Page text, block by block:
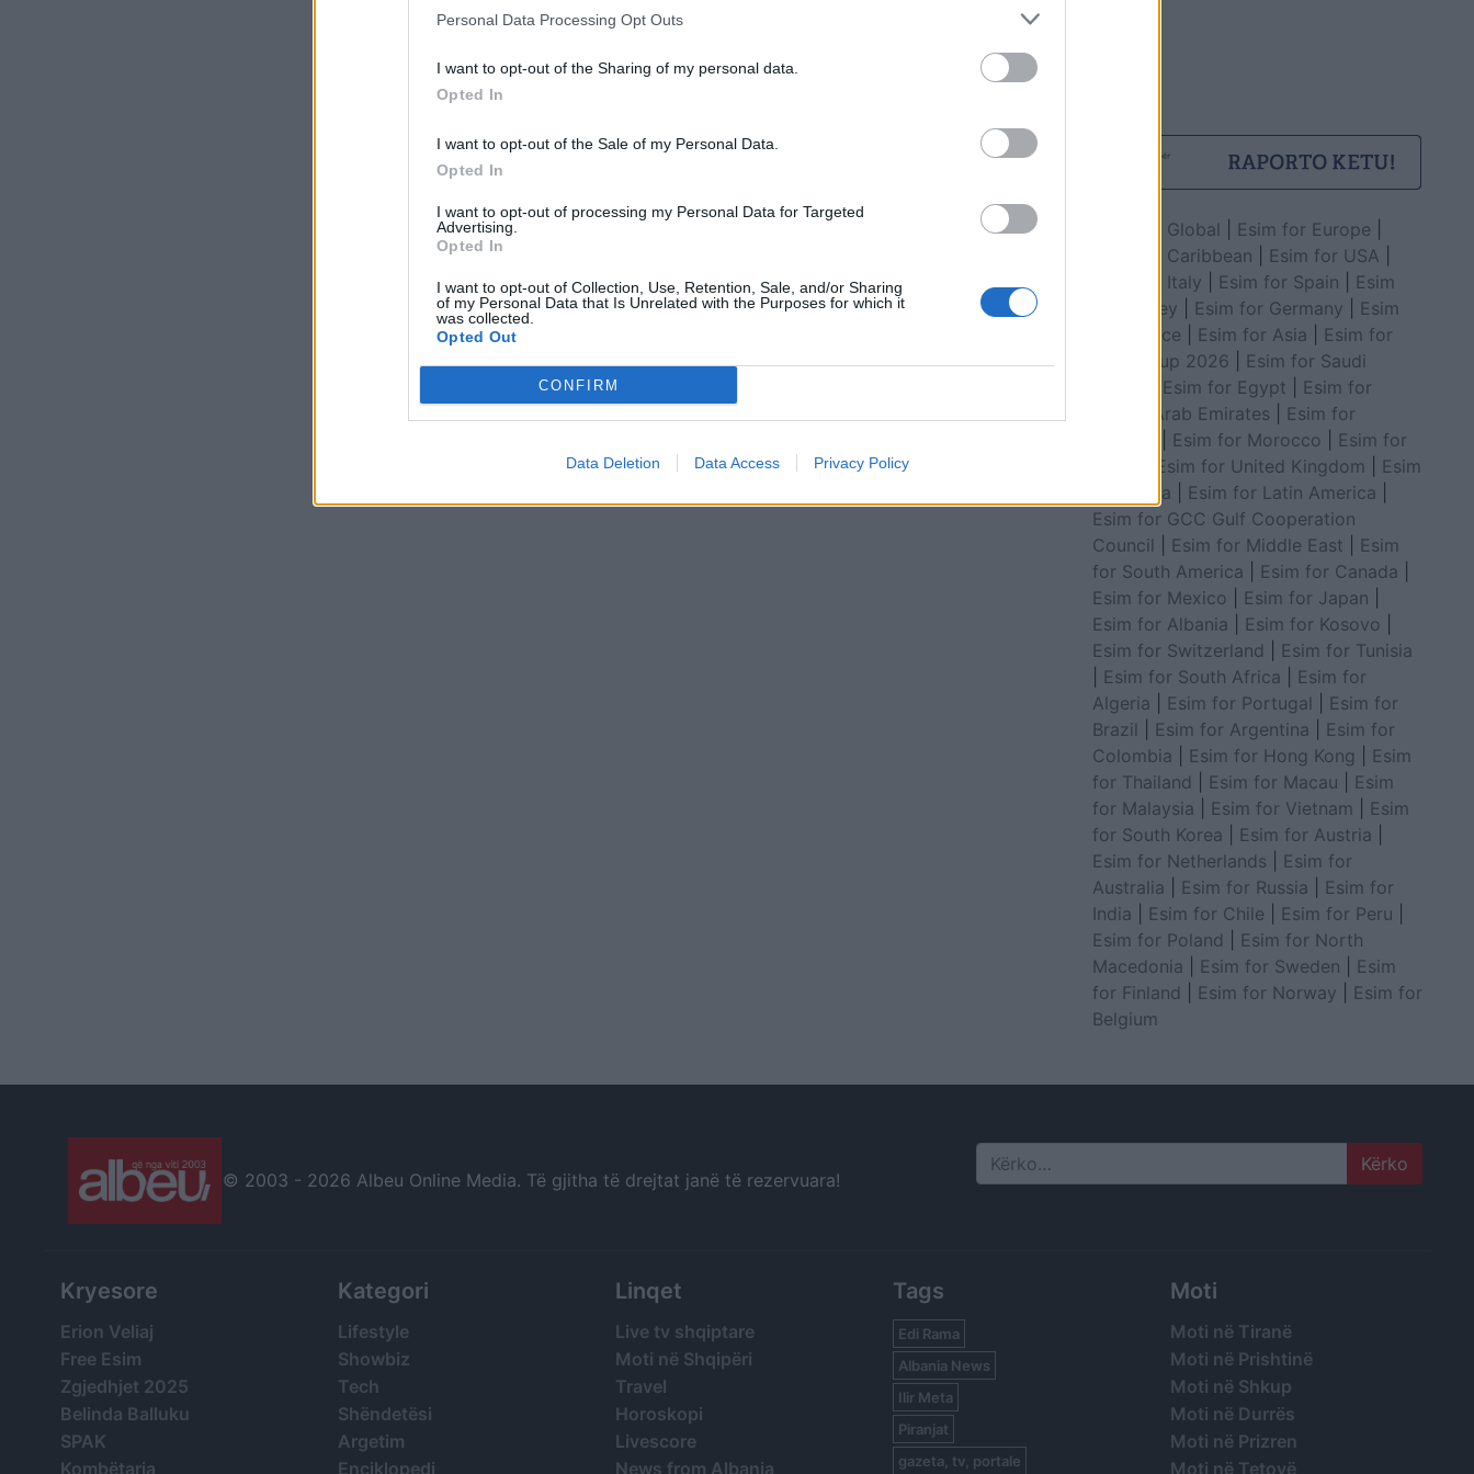
Personal Data Processing Opt Outs
I want to opt-out of the Sharing of my personal data.
Opted In
I want to opt-out of the Sale of my Personal Data.
Opted In
I want to opt-out of processing my Personal Data for Targeted
Advertising.
Opted In
I want to opt-out of Collection, Use, Retention, Sale, and/or Sharing
of my Personal Data that Is Unrelated with the Purposes for which it
was collected.
Opted Out
CONFIRM
Data Deletion Data Access Privacy Policy
Esim for Global Esim for Europe
Esim for Caribbean
Esim for USA
Esim for Italy
Esim for Spain
Esim
for Turkey
Esim for Germany
Esim
for Greece
Esim for Asia
Esim for
World Cup 2026
Esim for Saudi
Esim for Egypt
Esim for
United Arab Emirates
Esim for
Esim for Morocco
Esim for
Esim for United Kingdom
Esim
for Africa
Esim for Latin America
Esim for GCC Gulf Cooperation
Council
Esim for Middle East
Esim
for South America
Esim for Canada
Esim for Mexico
Esim for Japan
Esim for Albania
Esim for Kosovo
Esim for Switzerland
Esim for Tunisia
Esim for South Africa
Esim for
Algeria
Esim for Portugal
Esim for
Brazil
Esim for Argentina
Esim for
Colombia
Esim for Hong Kong
Esim
for Thailand
Esim for Macau
Esim
for Malaysia
Esim for Vietnam
Esim
for South Korea
Esim for Austria
Esim for Netherlands
Esim for
Australia
Esim for Russia
Esim for
India
Esim for Chile Esim for Peru
Esim for Poland
Esim for North
Macedonia
Esim for Sweden
Esim
for Finland
Esim for Norway
Esim for
Belgium
© 2003 - 2026 Albeu Online Media. Të gjitha të drejtat janë të rezervuara! Search
Kryesore
Erion Veliaj
Free Esim
Zgjedhjet 2025
Belinda Balluku
SPAK
Kombëtarja
Kategori
Lifestyle
Showbiz
Tech
Shëndetësi
Argetim
Enciklopedi
Linqet
Live tv shqiptare
Moti në Shqipëri
Travel
Horoskopi
Livescore
News from Albania
Tags
Edi Rama
Albania News
Ilir Meta
Piranjat
gazeta, tv, portale
Moti
Moti në Tiranë
Moti në Prishtinë
Moti në Shkup
Moti në Durrës
Moti në Prizren
Moti në Tetovë